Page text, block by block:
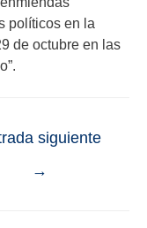
políticos en la
de octubre en las
siguiente
→